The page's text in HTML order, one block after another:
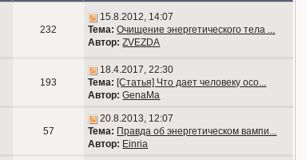
232
15.8.2012, 14:07
Тема: Очищение энергетического тела ...
Автор: ZVEZDA
193
18.4.2017, 22:30
Тема: [Статья] Что дает человеку осо...
Автор: GenaMa
57
20.8.2013, 12:07
Тема: Правда об энергетическом вампи...
Автор: Einria